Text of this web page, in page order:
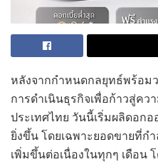
หลังจากกำหนดกลยุทธ์พร้อม
การดำเนินธุรกิจเพื่อก้าวสู่ควา
ประเทศไทย วันนี้เริ่มผลิดอก
ยิ่งขึ้น โดยเฉพาะยอดขายที่กำ
เพิ่มขึ้นต่อเนื่องในทุกๆ เดือน